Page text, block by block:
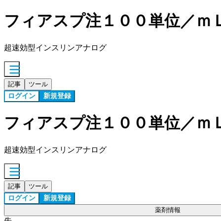
フィアスプ注１００単位／ｍ
超速効型インスリンアナログ
記事 ツール
ログイン 新規登録
フィアスプ注１００単位／ｍ
超速効型インスリンアナログ
記事 ツール
ログイン 新規登録
薬剤情報